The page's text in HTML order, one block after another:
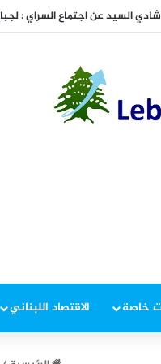
أخطر ما دار داخل غرفة المفاوضات
خاصة الاقتصاد اللبناني